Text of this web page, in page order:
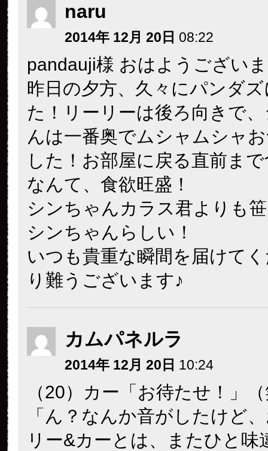
naru
2014年 12月 20日 08:22
pandauji様 おはようござい
昨日の夕方、久々にパンダ
た！リーリーは後ろ向きで
んは一番奥でムシャムシャ
した！お部屋に戻る直前ま
なんて、食欲旺盛！
シンちゃんカラス君よりも
シンちゃんらしい！
いつも貴重な瞬間を届けて
り難うございます♪
カムパネルラ
2014年 12月 20日 10:24
（20）カー「お待たせ！」
「ん？なんか音がしたけど
リー&カーとは、またひと味